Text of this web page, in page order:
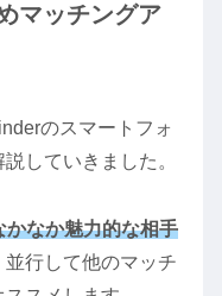
マッチングア
のスマートフォ
していきました。
なか魅力的な相手
並行して他のマッチ